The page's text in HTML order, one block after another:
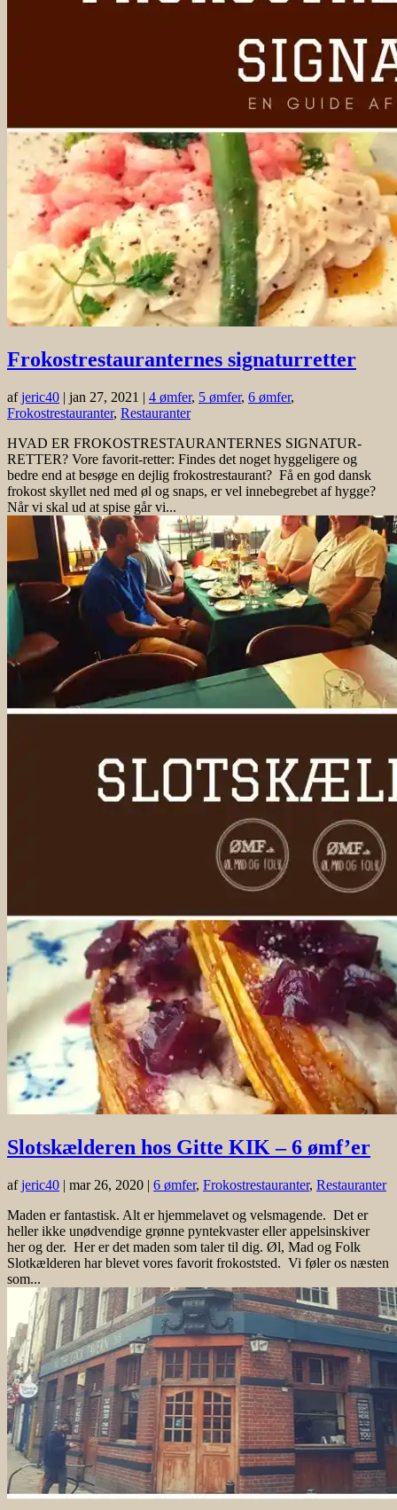
Frokostrestauranternes signaturretter
afjeric40 | jan 27, 2021 | 4 ømfer, 5 ømfer, 6 ømfer,
Frokostrestauranter, Restauranter
HVAD ER FROKOSTRESTAURANTERNES SIGNATUR-
RETTER? Vore favorit-retter: Findes det noget hyggeligere og
bedre end at besøge en dejlig frokostrestaurant? Få en god dansk
frokost skyllet ned med øl og snaps, er vel innebegrebet af hygge?
Når vi skal ud at spise går vi...
Slotskælderen hos Gitte KIK – 6 ømf’er
afjeric40 | mar 26, 2020 | 6 ømfer, Frokostrestauranter, Restauranter
Maden er fantastisk. Alt er hjemmelavet og velsmagende. Det er
heller ikke unødvendige grønne pyntekvaster eller appelsinskiver
her og der. Her er det maden som taler til dig. Øl, Mad og Folk
Slotkælderen har blevet vores favorit frokoststed. Vi føler os næsten
som...